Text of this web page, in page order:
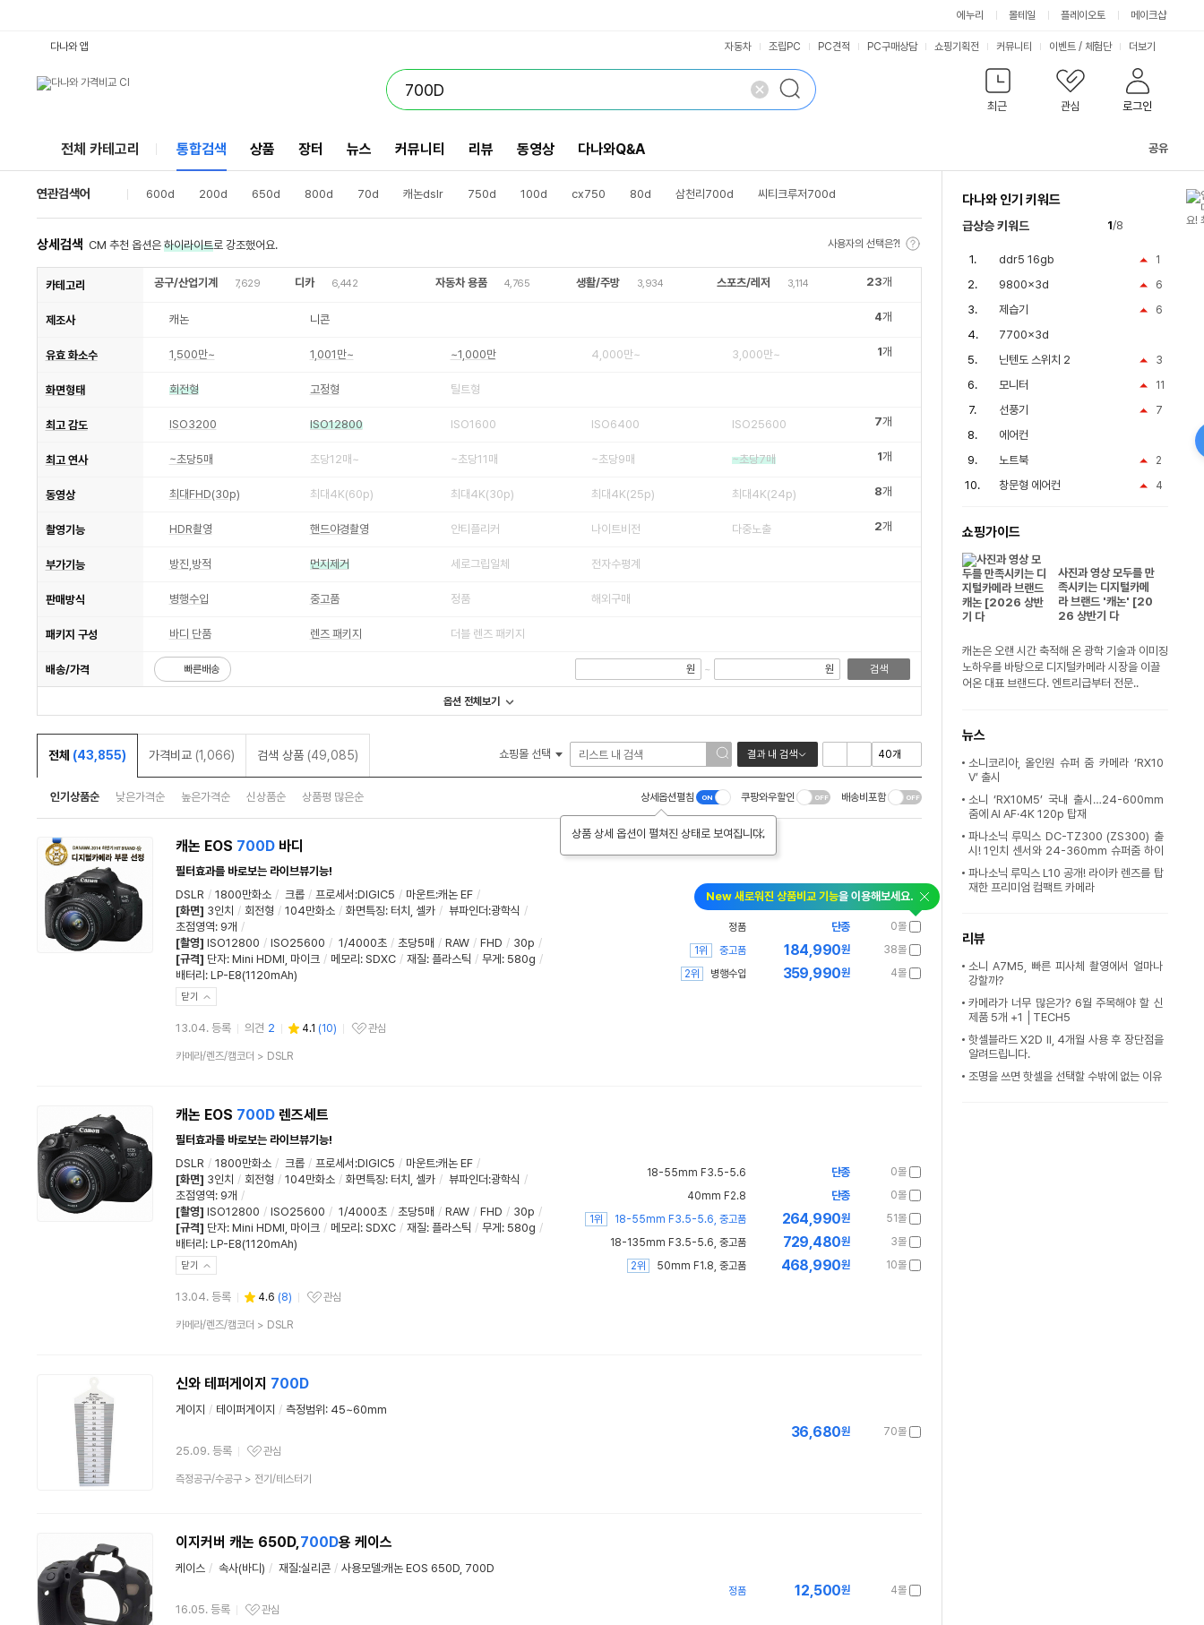
에누리 몰테일 플레이오토 메이크샵
최근 관심 로그인
다나와 앱 자동차 조립PC PC견적 PC구매상담 쇼핑기획전 커뮤니티 이벤트 / 체험단 더보기
전체 카테고리 통합검색 상품 장터 뉴스 커뮤니티 리뷰 동영상 다나와Q&A 공유
연관검색어 600d 200d 650d 800d 70d 캐논dslr 750d 100d cx750 80d 삼천리700d 씨티크루저700d
상세검색 CM 추천 옵션은 하이라이트로 강조했어요. 사용자의 선택은?!
카테고리 공구/산업기계 7,629 디카 6,442 자동차 용품 4,765 생활/주방 3,934 스포츠/레저 3,114 23개
제조사 캐논 니콘 4개
유효 화소수 1,500만~ 1,001만~ ~1,000만 4,000만~ 3,000만~ 1개
화면형태 회전형 고정형 틸트형
최고 감도 ISO3200 ISO12800 ISO1600 ISO6400 ISO25600 7개
최고 연사 ~초당5매 초당12매~ ~초당11매 ~초당9매 ~초당7매 1개
동영상 최대FHD(30p) 최대4K(60p) 최대4K(30p) 최대4K(25p) 최대4K(24p) 8개
촬영기능 HDR촬영 핸드야경촬영 안티플리커 나이트비전 다중노출 2개
부가기능 방진,방적 먼지제거 세로그립일체 전자수평계
판매방식 병행수입 중고품 정품 해외구매
패키지 구성 바디 단품 렌즈 패키지 더블 렌즈 패키지
배송/가격 빠른배송 원 ~ 원 검색
옵션 전체보기
전체 (43,855) 가격비교 (1,066) 검색 상품 (49,085) 쇼핑몰 선택 결과 내 검색
인기상품순 낮은가격순 높은가격순 신상품순 상품평 많은순 상세옵션펼침
상품 상세 옵션이 펼쳐진 상태로 보여집니다.
쿠팡와우할인 배송비포함
캐논 EOS 700D바디
필터효과를 바로보는 라이브뷰기능!
DSLR / 1800만화소 / 크롭 / 프로세서:DIGIC5 / 마운트:캐논 EF /
[화면] 3인치 / 회전형 / 104만화소 / 화면특징: 터치 셀카 / 뷰파인더:광학식 /
초점영역: 9개 /
[촬영] ISO12800 / ISO25600 / 1/4000초 / 초당5매 / RAW / FHD / 30p /
[규격] 단자: Mini HDMI 마이크 / 메모리 : SDXC / 재질: 플라스틱 / 무게 : 580g /
배터리 : LP-E8(1120mAh)
닫기
13.04. 등록 의견 2 4.1 (10)
관심상품
관심
상
카메라/렌즈/캠코더 > DSLR
New 새로워진 상품비교 기능을 이용해보세요.
0몰
단종
정품
38몰
184,990원
1위
중고품
4몰
359,990원
2위 병행수입
캐논 EOS 700D렌즈세트
필터효과를 바로보는 라이브뷰기능!
DSLR / 1800만화소 / 크롭 / 프로세서:DIGIC5 / 마운트:캐논 EF /
[화면] 3인치 / 회전형 / 104만화소 / 화면특징: 터치 셀카 / 뷰파인더:광학식 /
초점영역: 9개 /
[촬영] ISO12800 / ISO25600 / 1/4000초 / 초당5매 / RAW / FHD / 30p /
[규격] 단자: Mini HDMI 마이크 / 메모리 : SDXC / 재질: 플라스틱 / 무게 : 580g /
배터리 : LP-E8(1120mAh)
닫기
13.04. 등록 4.6 (8)
관심상품
관심
상
카메라/렌즈/캠코더 > DSLR
0몰
단종
18-55mm F3.5-5.6
0몰
단종
40mm F2.8
51몰
264,990원
1위
18-55mm F3.5-5.6, 중고품
3몰
729,480원
18-135mm F3.5-5.6, 중고품
10몰
468,990원
2위 50mm F1.8, 중고품
신와 테퍼게이지 700D
게이지 / 테이퍼게이지 / 측정범위: 45~60mm
25.09. 등록
관심상품
관심
상
측정공구/수공구> 전기/테스터기
70몰
36,680원
이지커버 캐논 650D,700D용 케이스
케이스 / 속사(바디) / 재질:실리콘 / 사용모델:캐논 EOS 650D, 700D
16.05. 등록
관심상품
관심
4몰
12,500원
정품
다나와 인기 키워드
급상승 키워드 1/8
1
ddr5 16gb
6
9800x3d
6
제습기
7700x3d
3
닌텐도 스위치 2
11
모니터
7
선풍기
에어컨
2
노트북
4
창문형 에어컨
쇼핑가이드
사진과 영상 모두를 만
족시키는 디지털카메
라 브랜드 '캐논' [20
26 상반기 다
캐논은 오랜 시간 축적해 온 광학 기술과 이미징
노하우를 바탕으로 디지털카메라 시장을 이끌
어온 대표 브랜드다. 엔트리급부터 전문..
뉴스
소니코리아, 올인원 슈퍼 줌 카메라 ‘RX10
V’ 출시
소니 ‘RX10M5’ 국내 출시…24-600mm
줌에 AI AF·4K 120p 탑재
파나소닉 루믹스 DC-TZ300 (ZS300) 출
시! 1인치 센서와 24-360mm 슈퍼줌 하이
엔드
파나소닉 루믹스 L10 공개! 라이카 렌즈를 탑
재한 프리미엄 컴팩트 카메라
리뷰
소니 A7M5, 빠른 피사체 촬영에서 얼마나
강할까?
카메라가 너무 많은가? 6월 주목해야 할 신
제품 5개 +1 │TECH5
핫셀블라드 X2D II, 4개월 사용 후 장단점을
알려드립니다.
조명을 쓰면 핫셀을 선택할 수밖에 없는 이유